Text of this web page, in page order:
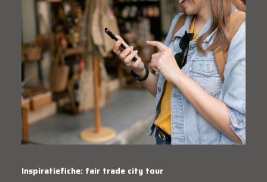
Inspiratiefiche: fair trade city tour